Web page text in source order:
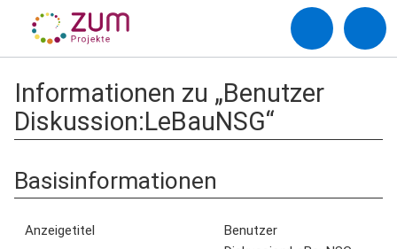
Informationen zu „Benutzer
Diskussion:LeBauNSG“
Basisinformationen
Anzeigetitel
Benutzer